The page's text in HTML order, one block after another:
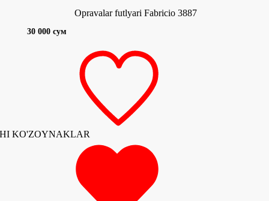
KO'ZOYNAKLAR
Opravalar futlyari Fabricio 3887
30 000 сум